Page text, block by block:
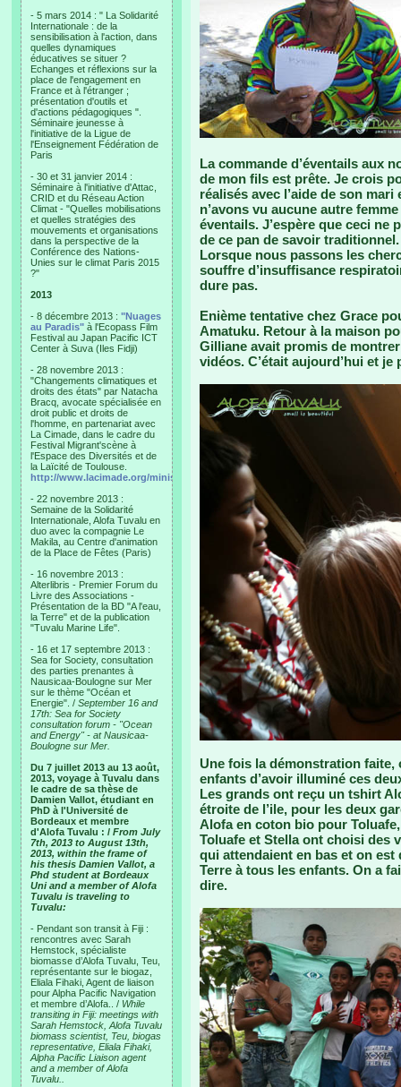
- 5 mars 2014 : " La Solidarité
Internationale : de la
sensibilisation à l'action, dans
quelles dynamiques
éducatives se situer ?
Echanges et réflexions sur la
place de l'engagement en
France et à l'étranger ;
présentation d'outils et
d'actions pédagogiques ".
Séminaire jeunesse à
l'initiative de la Ligue de
l'Enseignement Fédération de
Paris
- 30 et 31 janvier 2014 :
Séminaire à l'initiative d'Attac,
CRID et du Réseau Action
Climat - "Quelles mobilisations
et quelles stratégies des
mouvements et organisations
dans la perspective de la
Conférence des Nations-
Unies sur le climat Paris 2015
?"
2013
- 8 décembre 2013 : "Nuages
au Paradis" à l'Ecopass Film
Festival au Japan Pacific ICT
Center à Suva (Iles Fidji)
- 28 novembre 2013 :
"Changements climatiques et
droits des états" par Natacha
Bracq, avocate spécialisée en
droit public et droits de
l'homme, en partenariat avec
La Cimade, dans le cadre du
Festival Migrant'scène à
l'Espace des Diversités et de
la Laïcité de Toulouse.
http://www.lacimade.org/minisites/migrantscene
- 22 novembre 2013 :
Semaine de la Solidarité
Internationale, Alofa Tuvalu en
duo avec la compagnie Le
Makila, au Centre d'animation
de la Place de Fêtes (Paris)
- 16 novembre 2013 :
Alterlibris - Premier Forum du
Livre des Associations -
Présentation de la BD "A l'eau,
la Terre" et de la publication
"Tuvalu Marine Life".
- 16 et 17 septembre 2013 :
Sea for Society, consultation
des parties prenantes à
Nausicaa-Boulogne sur Mer
sur le thème "Océan et
Energie". / September 16 and
17th: Sea for Society
consultation forum - "Ocean
and Energy" - at Nausicaa-
Boulogne sur Mer.
Du 7 juillet 2013 au 13 août,
2013, voyage à Tuvalu dans
le cadre de sa thèse de
Damien Vallot, étudiant en
PhD à l'Université de
Bordeaux et membre
d'Alofa Tuvalu : / From July
7th, 2013 to August 13th,
2013, within the frame of
his thesis Damien Vallot, a
Phd student at Bordeaux
Uni and a member of Alofa
Tuvalu is traveling to
Tuvalu:
- Pendant son transit à Fiji :
rencontres avec Sarah
Hemstock, spécialiste
biomasse d’Alofa Tuvalu, Teu,
représentante sur le biogaz,
Eliala Fihaki, Agent de liaison
pour Alpha Pacific Navigation
et membre d’Alofa.. / While
transiting in Fiji: meetings with
Sarah Hemstock, Alofa Tuvalu
biomass scientist, Teu, biogas
representative, Eliala Fihaki,
Alpha Pacific Liaison agent
and a member of Alofa
Tuvalu..
La commande d’éventails aux
de mon fils est prête. Je crois
réalisés avec l’aide de son
n’avons vu aucune autre
éventails. J’espère que ceci ne
de ce pan de savoir traditionnel.
Lorsque nous passons les
souffre d’insuffisance
dure pas.
Enième tentative chez Grace
Amatuku. Retour à la maison
Gilliane avait promis de
vidéos. C’était aujourd’hui et je
Une fois la démonstration
enfants d’avoir illuminé ces
Les grands ont reçu un tshirt
étroite de l’ile, pour les deux
Alofa en coton bio pour
Toluafe et Stella ont choisi des
qui attendaient en bas et on
Terre à tous les enfants. On a
dire.